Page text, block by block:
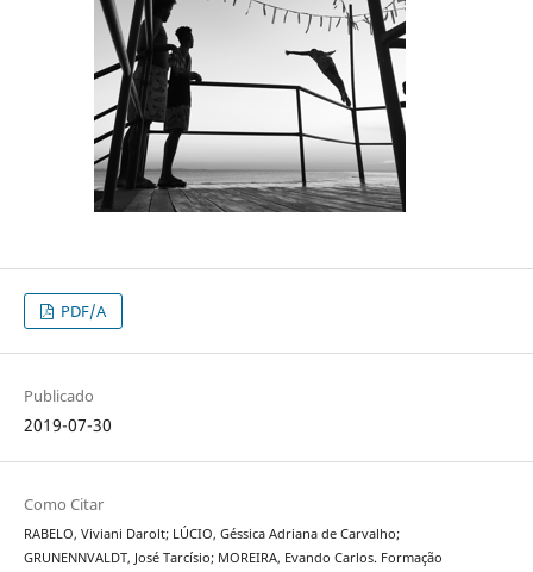
PDF/A
Publicado
2019-07-30
Como Citar
RABELO, Viviani Darolt; LÚCIO, Géssica Adriana de Carvalho;
GRUNENNVALDT, José Tarcísio; MOREIRA, Evando Carlos. Formação